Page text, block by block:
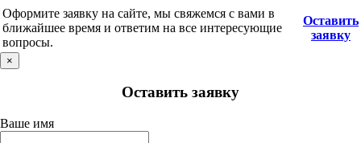
Оформите заявку на сайте, мы свяжемся с вами в
ближайшее время и ответим на все интересующие
вопросы.
Оставить
заявку
×
Оставить заявку
Ваше имя